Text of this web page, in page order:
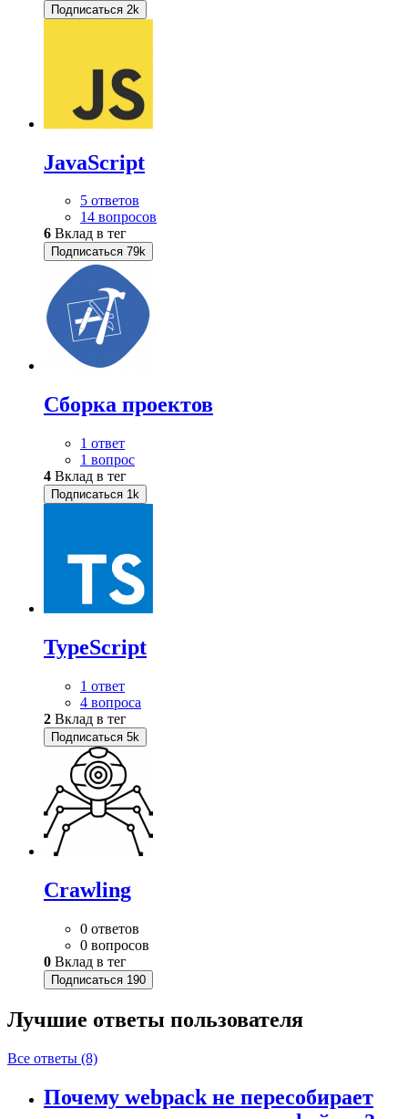
Подписаться 2k
JavaScript
5 ответов
14 вопросов
6 Вклад в тег
Подписаться 79k
Сборка проектов
1 ответ
1 вопрос
4 Вклад в тег
Подписаться 1k
TypeScript
1 ответ
4 вопроса
2 Вклад в тег
Подписаться 5k
Crawling
0 ответов
0 вопросов
0 Вклад в тег
Подписаться 190
Лучшие ответы пользователя
Все ответы (8)
Почему webpack не пересобирает